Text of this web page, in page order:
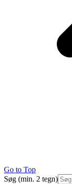
Go to Top
Søg (min. 2 tegn)